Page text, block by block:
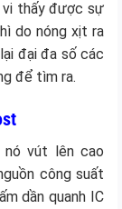
vi thấy được sự
do nóng xịt ra
đại đa số các
để tìm ra.
nó vút lên cao
công suất
dần quanh IC